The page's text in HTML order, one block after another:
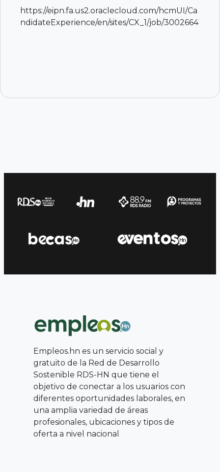
https://eipn.fa.us2.oraclecloud.com/hcmUI/Ca
ndidateExperience/en/sites/CX_1/job/3002664
Empleos.hn es un servicio social y
gratuito de la Red de Desarrollo
Sostenible RDS-HN que tiene el
objetivo de conectar a los usuarios con
diferentes oportunidades laborales, en
una amplia variedad de áreas
profesionales, ubicaciones y tipos de
oferta a nivel nacional